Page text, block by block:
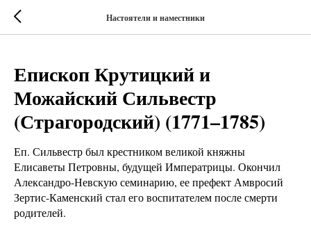
Настоятели и наместники
Епископ Крутицкий и
Можайский Сильвестр
(Страгородский) (1771–1785)
Еп. Сильвестр был крестником великой княжны
Елисаветы Петровны, будущей Императрицы. Окончил
Александро-Невскую семинарию, ее префект Амвросий
Зертис-Каменский стал его воспитателем после смерти
родителей.